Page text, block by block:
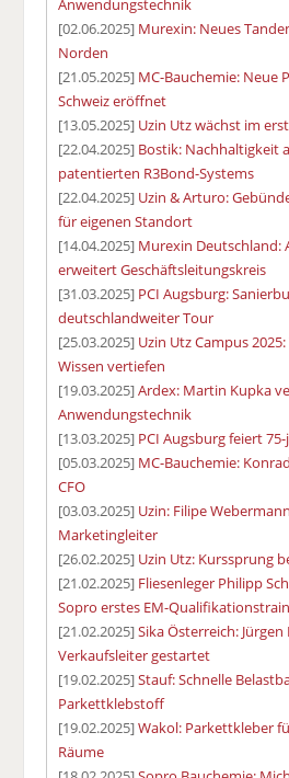
[02.06.2025] Murexin: Neues
Norden
[21.05.2025] MC-Bauchemie: Neue
Schweiz eröffnet
[13.05.2025] Uzin Utz wächst im
[22.04.2025] Bostik: Nachhaltigkeit
patentierten R3Bond-Systems
[22.04.2025] Uzin & Arturo:
für eigenen Standort
[14.04.2025] Murexin Deutschland:
erweitert Geschäftsleitungskreis
[31.03.2025] PCI Augsburg:
deutschlandweiter Tour
[25.03.2025] Uzin Utz Campus
Wissen vertiefen
[19.03.2025]Ardex: Martin Kupka
Anwendungstechnik
[13.03.2025] PCI Augsburg feiert
[05.03.2025] MC-Bauchemie:
CFO
[03.03.2025] Uzin: Filipe
Marketingleiter
[26.02.2025] Uzin Utz: Kurssprung
[21.02.2025] Fliesenleger Philipp
Sopro erstes EM-
[21.02.2025]Sika Österreich: Jürgen
Verkaufsleiter gestartet
[19.02.2025]Stauf: Schnelle
Parkettklebstoff
[19.02.2025]Wakol: Parkettkleber
Räume